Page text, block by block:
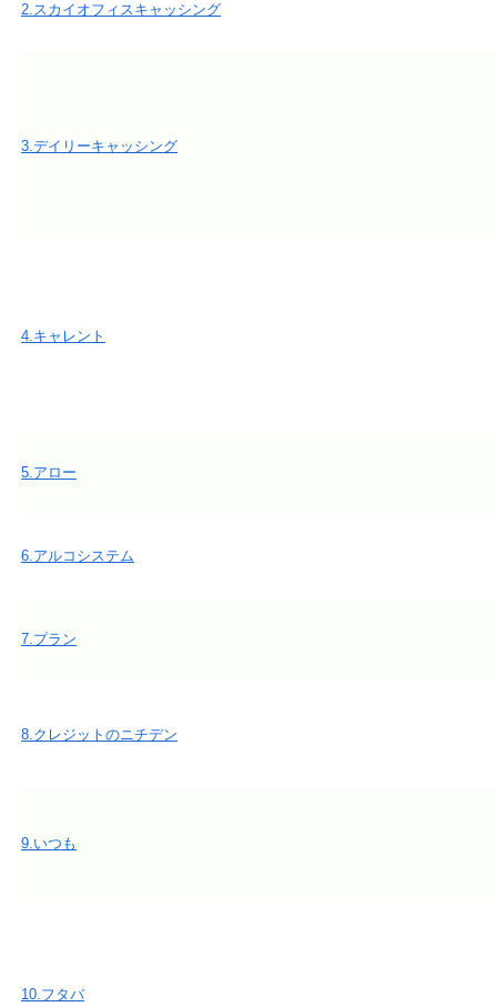
2.スカイオフィスキャッシング
3.デイリーキャッシング
4.キャレント
5.アロー
6.アルコシステム
7.プラン
8.クレジットのニチデン
9.いつも
10.フタバ